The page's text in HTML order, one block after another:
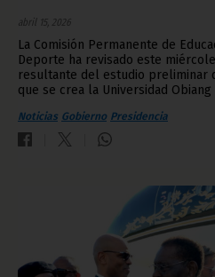
abril 15, 2026
La Comisión Permanente de
Deporte ha revisado este
resultante del estudio preliminar
que se crea la Universidad Obiang
Noticias Gobierno Presidencia